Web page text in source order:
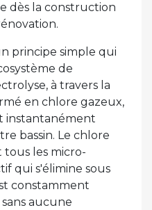
dès la construction
principe simple qui
de
à travers la
en chlore gazeux,
instantanément
bassin. Le chlore
les micro-
qui s'élimine sous
constamment
aucune